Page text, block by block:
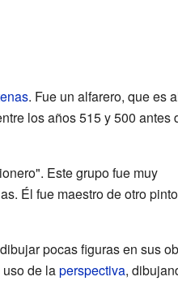
. Fue un alfarero, que es
los años 515 y 500 antes
Este grupo fue muy
Él fue maestro de otro
pocas figuras en sus
de laperspectiva,